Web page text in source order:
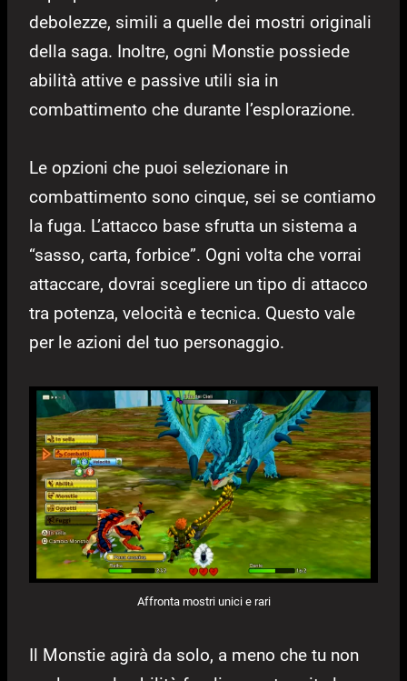
debolezze, simili a quelle dei mostri originali
della saga. Inoltre, ogni Monstie possiede
abilità attive e passive utili sia in
combattimento che durante l’esplorazione.
Le opzioni che puoi selezionare in
combattimento sono cinque, sei se contiamo
la fuga. L’attacco base sfrutta un sistema a
“sasso, carta, forbice”. Ogni volta che vorrai
attaccare, dovrai scegliere un tipo di attacco
tra potenza, velocità e tecnica. Questo vale
per le azioni del tuo personaggio.
Affronta mostri unici e rari
Il Monstie agirà da solo, a meno che tu non